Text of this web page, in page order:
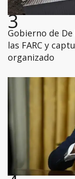
3
Gobierno de
las FARC y
organizado